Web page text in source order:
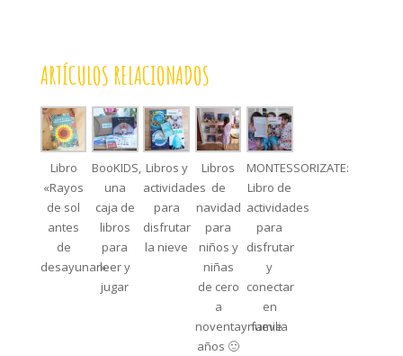
ARTÍCULOS RELACIONADOS
Libro
«Rayos
de sol
antes
de
desayunar»
BooKIDS,
una
caja de
libros
para
leer y
jugar
Libros y
actividades
para
disfrutar
la nieve
Libros
de
navidad
para
niños y
niñas
de cero
a
noventaynueve
años 🙂
MONTESSORIZATE:
Libro de
actividades
para
disfrutar
y
conectar
en
familia